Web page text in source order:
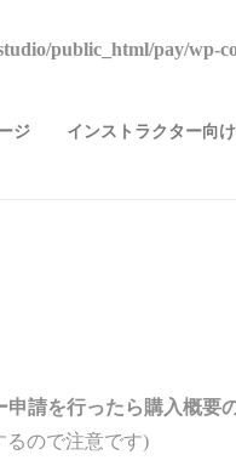
public_html/pay/wp-
ジ インストラクター向
申請を行ったら購入概要
るので注意です)